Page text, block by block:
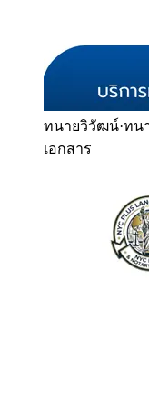
ทนายวิวัฒน์·ทน
เอกสาร